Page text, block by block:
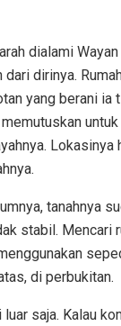
dialami
dirinya.
yang berani ia
Lokasinya
tanahnya
stabil. Mencari
di perbukitan.
luar saja. Kalau